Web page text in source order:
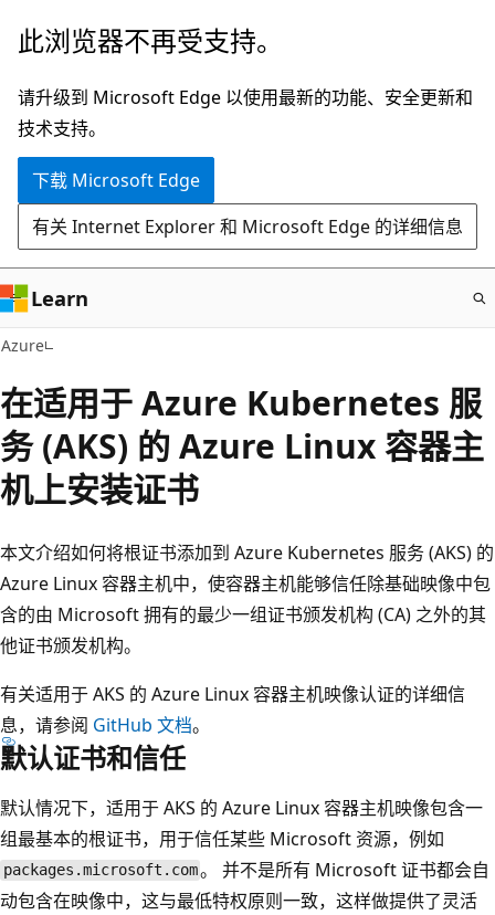
跳
主
要
内
此浏览器不再受支持。
请升级到 Microsoft Edge 以使用最新的功能、安全更新和
技术支持。
下载 Microsoft Edge
有关 Internet Explorer 和 Microsoft Edge 的详细信息
Learn
Azure
在适用于 Azure Kubernetes 服
务 (AKS) 的 Azure Linux 容器主
机上安装证书
本文介绍如何将根证书添加到 Azure Kubernetes 服务 (AKS) 的
Azure Linux 容器主机中，使容器主机能够信任除基础映像中包
含的由 Microsoft 拥有的最少一组证书颁发机构 (CA) 之外的其
他证书颁发机构。
有关适用于 AKS 的 Azure Linux 容器主机映像认证的详细信
息，请参阅 GitHub 文档。
默认证书和信任
默认情况下，适用于 AKS 的 Azure Linux 容器主机映像包含一
组最基本的根证书，用于信任某些 Microsoft 资源，例如
packages.microsoft.com。 并不是所有 Microsoft 证书都会自
动包含在映像中，这与最低特权原则一致，这样做提供了灵活